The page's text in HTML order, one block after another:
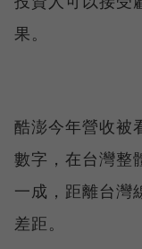
果。
酷澎今年營收被
數字，在台灣整
一成，距離台灣
差距。